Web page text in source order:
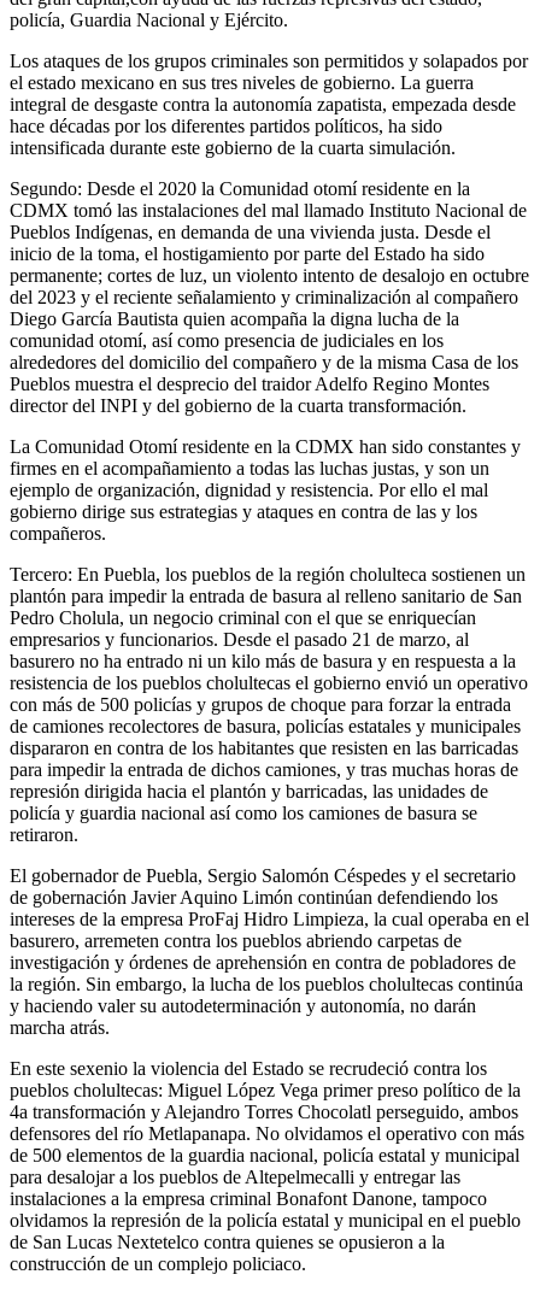
policía, Guardia Nacional y Ejército.
Los ataques de los grupos criminales son permitidos y solapados por
el estado mexicano en sus tres niveles de gobierno. La guerra
integral de desgaste contra la autonomía zapatista, empezada desde
hace décadas por los diferentes partidos políticos, ha sido
intensificada durante este gobierno de la cuarta simulación.
Segundo: Desde el 2020 la Comunidad otomí residente en la
CDMX tomó las instalaciones del mal llamado Instituto Nacional de
Pueblos Indígenas, en demanda de una vivienda justa. Desde el
inicio de la toma, el hostigamiento por parte del Estado ha sido
permanente; cortes de luz, un violento intento de desalojo en octubre
del 2023 y el reciente señalamiento y criminalización al compañero
Diego García Bautista quien acompaña la digna lucha de la
comunidad otomí, así como presencia de judiciales en los
alrededores del domicilio del compañero y de la misma Casa de los
Pueblos muestra el desprecio del traidor Adelfo Regino Montes
director del INPI y del gobierno de la cuarta transformación.
La Comunidad Otomí residente en la CDMX han sido constantes y
firmes en el acompañamiento a todas las luchas justas, y son un
ejemplo de organización, dignidad y resistencia. Por ello el mal
gobierno dirige sus estrategias y ataques en contra de las y los
compañeros.
Tercero: En Puebla, los pueblos de la región cholulteca sostienen un
plantón para impedir la entrada de basura al relleno sanitario de San
Pedro Cholula, un negocio criminal con el que se enriquecían
empresarios y funcionarios. Desde el pasado 21 de marzo, al
basurero no ha entrado ni un kilo más de basura y en respuesta a la
resistencia de los pueblos cholultecas el gobierno envió un operativo
con más de 500 policías y grupos de choque para forzar la entrada
de camiones recolectores de basura, policías estatales y municipales
dispararon en contra de los habitantes que resisten en las barricadas
para impedir la entrada de dichos camiones, y tras muchas horas de
represión dirigida hacia el plantón y barricadas, las unidades de
policía y guardia nacional así como los camiones de basura se
retiraron.
El gobernador de Puebla, Sergio Salomón Céspedes y el secretario
de gobernación Javier Aquino Limón continúan defendiendo los
intereses de la empresa ProFaj Hidro Limpieza, la cual operaba en el
basurero, arremeten contra los pueblos abriendo carpetas de
investigación y órdenes de aprehensión en contra de pobladores de
la región. Sin embargo, la lucha de los pueblos cholultecas continúa
y haciendo valer su autodeterminación y autonomía, no darán
marcha atrás.
En este sexenio la violencia del Estado se recrudeció contra los
pueblos cholultecas: Miguel López Vega primer preso político de la
4a transformación y Alejandro Torres Chocolatl perseguido, ambos
defensores del río Metlapanapa. No olvidamos el operativo con más
de 500 elementos de la guardia nacional, policía estatal y municipal
para desalojar a los pueblos de Altepelmecalli y entregar las
instalaciones a la empresa criminal Bonafont Danone, tampoco
olvidamos la represión de la policía estatal y municipal en el pueblo
de San Lucas Nextetelco contra quienes se opusieron a la
construcción de un complejo policiaco.